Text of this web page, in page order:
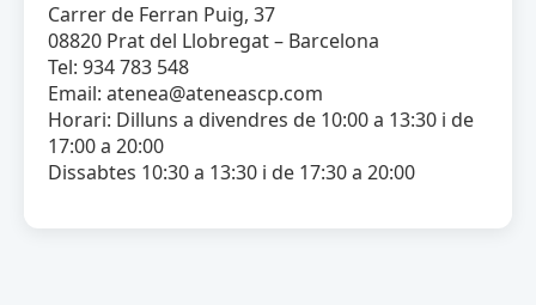
Carrer de Ferran Puig, 37
08820 Prat del Llobregat – Barcelona
Tel: 934 783 548
Email: atenea@ateneascp.com
Horari: Dilluns a divendres de 10:00 a 13:30 i de
17:00 a 20:00
Dissabtes 10:30 a 13:30 i de 17:30 a 20:00